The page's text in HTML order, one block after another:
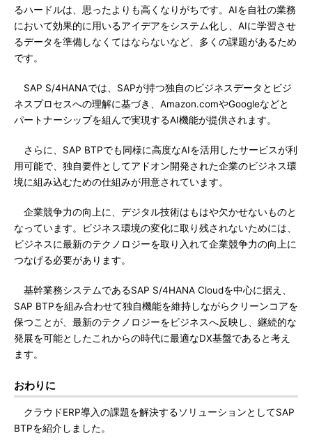
るハードルは、思ったよりも高くなりがちです。AIを自社の業務
において効果的に用いるアイデアをシステム化し、AIに学習させ
るデータを準備しなくてはならないなど、多くの課題があるため
です。
SAP S/4HANAでは、SAPが持つ独自のビジネスデータとビジ
ネスプロセスへの理解に基づき、Amazon.comやGoogleなどと
パートナーシップを組んで実現するAI機能が提供されます。
さらに、SAP BTPでも同様に高度なAIを活用したサービスが利
用可能で、独自要件としてアドオン開発された企業のビジネス環
境に組み込むための仕組みが用意されています。
企業競争力の向上に、デジタル技術はもはや欠かせないものと
なっています。ビジネス環境の変化に取り残されないためには、
ビジネスに最新のテクノロジーを取り入れて企業競争力の向上に
つなげる必要があります。
基幹業務システムであるSAP S/4HANA Cloudを中心に据え、
SAP BTPを組み合わせて独自機能を維持しながらクリーンコアを
保つことが、最新のテクノロジーをビジネスへ反映し、継続的な
発展を可能としたこれからの時代に最適なDX基盤であると考え
ます。
おわりに
クラウドERP導入の課題を解決するソリューションとしてSAP
BTPを紹介しました。